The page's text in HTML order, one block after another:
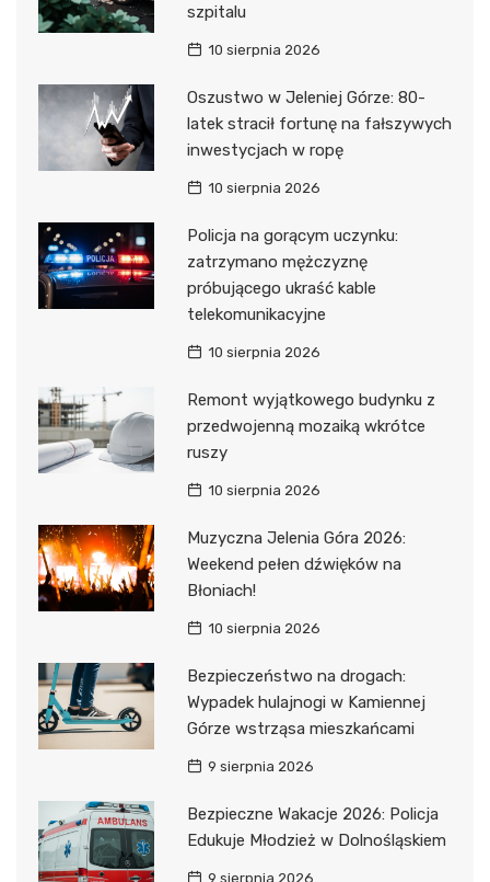
szpitalu
10 sierpnia 2026
Oszustwo w Jeleniej Górze: 80-
latek stracił fortunę na fałszywych
inwestycjach w ropę
10 sierpnia 2026
Policja na gorącym uczynku:
zatrzymano mężczyznę
próbującego ukraść kable
telekomunikacyjne
10 sierpnia 2026
Remont wyjątkowego budynku z
przedwojenną mozaiką wkrótce
ruszy
10 sierpnia 2026
Muzyczna Jelenia Góra 2026:
Weekend pełen dźwięków na
Błoniach!
10 sierpnia 2026
Bezpieczeństwo na drogach:
Wypadek hulajnogi w Kamiennej
Górze wstrząsa mieszkańcami
9 sierpnia 2026
Bezpieczne Wakacje 2026: Policja
Edukuje Młodzież w Dolnośląskiem
9 sierpnia 2026